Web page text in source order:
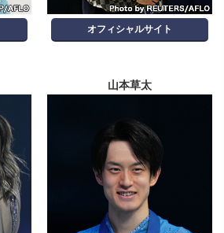
オフィシャルサイト
山本草太